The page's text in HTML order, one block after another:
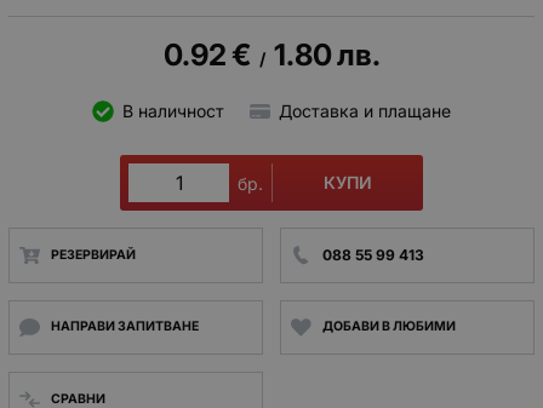
0.92€ / 1.80лв.
В наличност Доставка и плащане
бр. КУПИ
РЕЗЕРВИРАЙ 088 55 99 413
НАПРАВИ ЗАПИТВАНЕ ДОБАВИ В ЛЮБИМИ
СРАВНИ